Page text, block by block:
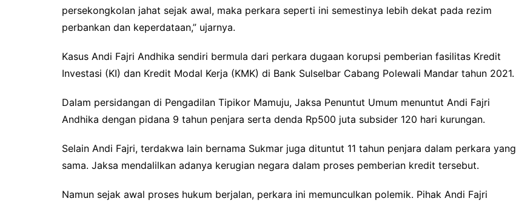
persekongkolan jahat sejak awal, maka perkara seperti ini semestinya lebih dekat pada rezim
perbankan dan keperdataan,” ujarnya.
Kasus Andi Fajri Andhika sendiri bermula dari perkara dugaan korupsi pemberian fasilitas Kredit
Investasi (KI) dan Kredit Modal Kerja (KMK) di Bank Sulselbar Cabang Polewali Mandar tahun 2021.
Dalam persidangan di Pengadilan Tipikor Mamuju, Jaksa Penuntut Umum menuntut Andi Fajri
Andhika dengan pidana 9 tahun penjara serta denda Rp500 juta subsider 120 hari kurungan.
Selain Andi Fajri, terdakwa lain bernama Sukmar juga dituntut 11 tahun penjara dalam perkara yang
sama. Jaksa mendalilkan adanya kerugian negara dalam proses pemberian kredit tersebut.
Namun sejak awal proses hukum berjalan, perkara ini memunculkan polemik. Pihak Andi Fajri